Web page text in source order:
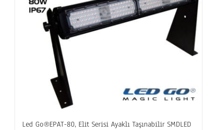
Led Go®EPAT-80, Elit Serisi Ayaklı Taşınabilir SMDLED